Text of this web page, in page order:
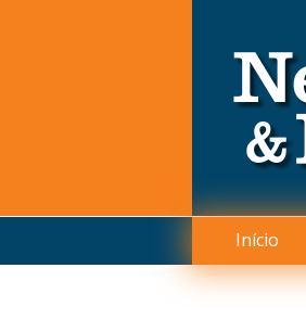
Início